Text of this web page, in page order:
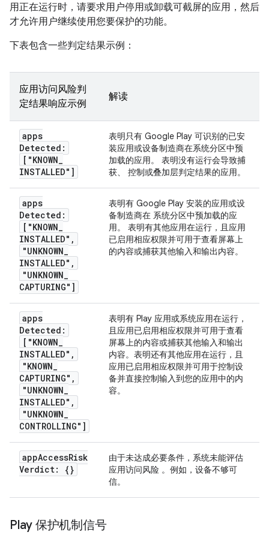
用正在运行时，请要求用户停用或卸载可截屏的应用，然后
才允许用户继续使用您要保护的功能。
下表包含一些判定结果示例：
应用访问风险判
定结果响应示例
解读
apps
Detected:
["KNOWN_
INSTALLED"]
表明只有 Google Play 可识别的已安
装应用或设备制造商在系统分区中预
加载的应用。 表明没有运行会导致捕
获、 控制或叠加层判定结果的应用。
apps
Detected:
["KNOWN_
INSTALLED" ,
"UNKNOWN_
INSTALLED" ,
"UNKNOWN_
CAPTURING"]
表明有 Google Play 安装的应用或设
备制造商在 系统分区中预加载的应
用。 表明有其他应用在运行，且应用
已启用相应权限并可用于查看屏幕上
的内容或捕获其他输入和输出内容。
apps
Detected:
["KNOWN_
INSTALLED" ,
"KNOWN_
CAPTURING" ,
"UNKNOWN_
INSTALLED" ,
"UNKNOWN_
CONTROLLING"]
表明有 Play 应用或系统应用在运行，
且应用已启用相应权限并可用于查看
屏幕上的内容或捕获其他输入和输出
内容。表明还有其他应用在运行，且
应用已启用相应权限并可用于控制设
备并直接控制输入到您的应用中的内
容。
appAccessRisk
Verdict: {}
由于未达成必要条件，系统未能评估
应用访问风险 。例如，设备不够可
信。
Play 保护机制信号